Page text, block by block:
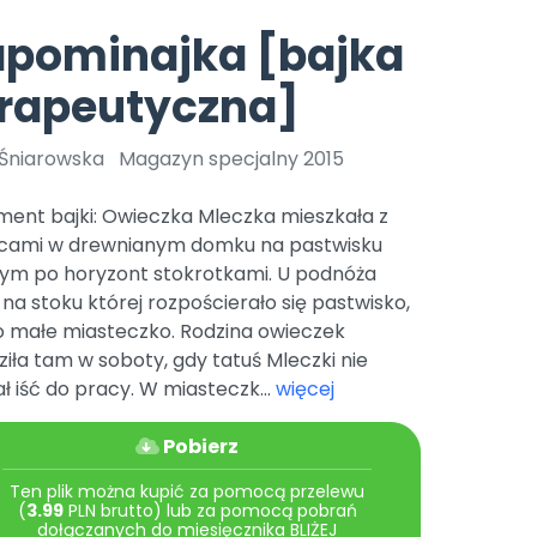
Archiwalne numery
Pomoc
Nowości
Zapowiedzi
Promocje
czerwca 2024 r. uzyskała
r. Nr decyzji:
Online.
Bliżej Pieska
Pomoc zwierzętom
Książka (dla) Przedszkolaka
Promowanie czytelnictwa
TikTok
Zobacz nas na TikToku
YouTube
[bajka
Magazyn specjalny 2015
bajki: Owieczka Mleczka mieszkała z
w drewnianym domku na pastwisku
po horyzont stokrotkami. U podnóża
stoku której rozpościerało się pastwisko,
małe miasteczko. Rodzina owieczek
tam w soboty, gdy tatuś Mleczki nie
iść do pracy. W miasteczk... więcej
Pobierz
Ten plik można kupić za pomocą przelewu
(3.99PLN brutto) lub za pomocą pobrań
dołączanych do miesięcznika BLIŻEJ